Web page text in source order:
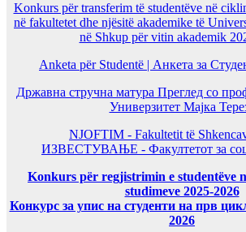
Konkurs për transferim të studentëve në
në fakultetet dhe njësitë akademike të
në Shkup për vitin akademik
Anketa për Studentë | Анкета за
Државна стручна матура Преглед со
Универзитет Мајка
NJOFTIM - Fakultetit të
ИЗВЕСТУВАЊЕ - Факултетот за
Konkurs për regjistrimin e studentëve
studimeve 2025-2026
Конкурс за упис на студенти на прв
2026